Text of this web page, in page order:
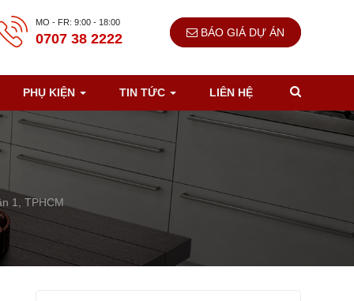
MO - FR: 9:00 - 18:00
0707 38 2222 BÁO GIÁ DỰ ÁN
PHỤ KIỆN TIN TỨC LIÊN HỆ
1, TPHCM